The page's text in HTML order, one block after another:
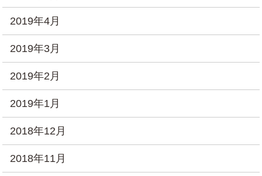
2019年4月
2019年3月
2019年2月
2019年1月
2018年12月
2018年11月